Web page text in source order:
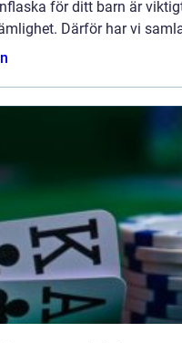
för ditt barn är
Därför har vi